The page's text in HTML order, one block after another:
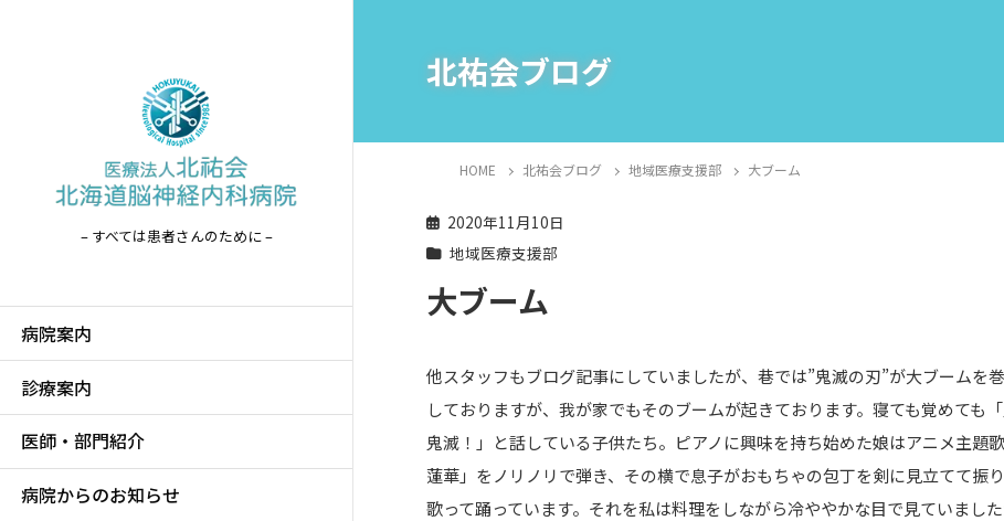
– すべては患者さんのために –
病院案内
診療案内
医師・部門紹介
病院からのお知らせ
北祐会ブログ
HOME 北祐会ブログ 地域医療支援部 大ブーム
2020年11月10日
地域医療支援部
大ブーム
他スタッフもブログ記事にしていましたが、巷では”鬼滅の刃”が大ブームを
しておりますが、我が家でもそのブームが起きております。寝ても覚めても「
鬼滅！」と話している子供たち。ピアノに興味を持ち始めた娘はアニメ主題
蓮華」をノリノリで弾き、その横で息子がおもちゃの包丁を剣に見立てて振
歌って踊っています。それを私は料理をしながら冷ややかな目で見ていまし